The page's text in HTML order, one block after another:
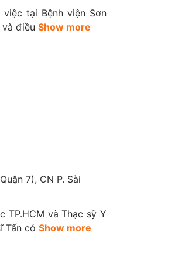
tại Bệnh viện Sơn
và điềuShow more
7), CN P. Sài
TP.HCM và Thạc sỹ Y
Tấn cóShow more